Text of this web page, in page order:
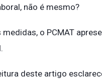
não é mesmo?
medidas, o PCMAT
deste artigo